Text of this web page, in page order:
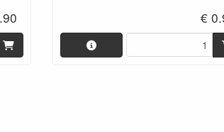
€